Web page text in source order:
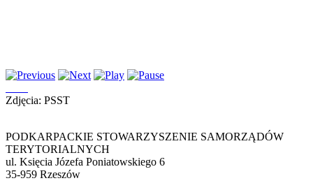
Zdjęcia: PSST
PODKARPACKIE STOWARZYSZENIE SAMORZĄDÓW
TERYTORIALNYCH
ul. Księcia Józefa Poniatowskiego 6
35-959 Rzeszów